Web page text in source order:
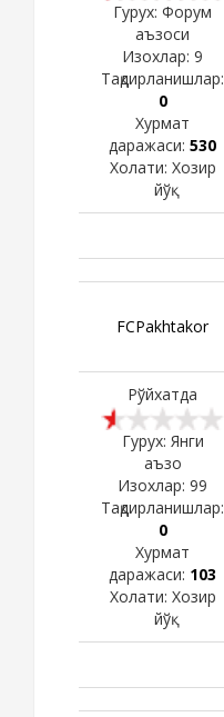
Гурух: Форум
аъзоси
Изохлар: 9
Тақдирланишлар:
0
Хурмат
даражаси: 530
Холати: Хозир
йўқ
FCPakhtakor
Рўйхатда
Гурух: Янги
аъзо
Изохлар: 99
Тақдирланишлар:
0
Хурмат
даражаси: 103
Холати: Хозир
йўқ